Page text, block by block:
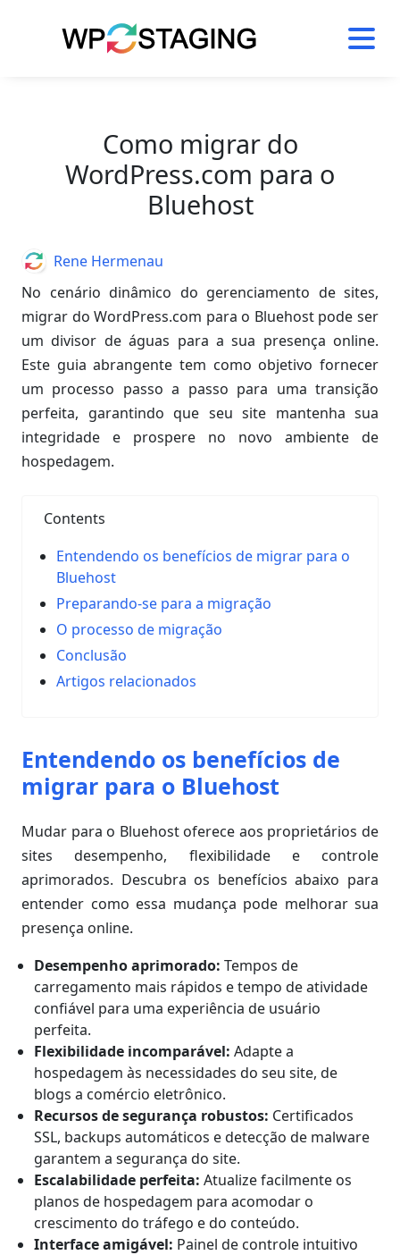
Como migrar do
WordPress.com para o
Bluehost
No cenário dinâmico do gerenciamento de sites,
migrar do WordPress.com para o Bluehost pode ser
um divisor de águas para a sua presença online.
Este guia abrangente tem como objetivo fornecer
um processo passo a passo para uma transição
perfeita, garantindo que seu site mantenha sua
integridade e prospere no novo ambiente de
hospedagem.
Contents
Entendendo os benefícios de migrar para o
Bluehost
Preparando-se para a migração
O processo de migração
Conclusão
Artigos relacionados
Entendendo os benefícios de
migrar para o Bluehost
Mudar para o Bluehost oferece aos proprietários de
sites desempenho, flexibilidade e controle
aprimorados. Descubra os benefícios abaixo para
entender como essa mudança pode melhorar sua
presença online.
Desempenho aprimorado: Tempos de
carregamento mais rápidos e tempo de atividade
confiável para uma experiência de usuário
perfeita.
Flexibilidade incomparável: Adapte a
hospedagem às necessidades do seu site, de
blogs a comércio eletrônico.
Recursos de segurança robustos: Certificados
SSL, backups automáticos e detecção de malware
garantem a segurança do site.
Escalabilidade perfeita: Atualize facilmente os
planos de hospedagem para acomodar o
crescimento do tráfego e do conteúdo.
Interface amigável: Painel de controle intuitivo
AuthorRene Hermenau